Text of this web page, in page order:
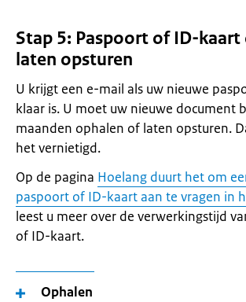
Stap 5: Paspoort of ID-
laten opsturen
U krijgt een e-mail als uw nieuwe
klaar is. U moet uw nieuwe document
maanden ophalen of laten opsturen.
het vernietigd.
Op de pagina Hoelang duurt het om
paspoort of ID-kaart aan te vragen in
leest u meer over de verwerkingstijd
of ID-kaart.
Ophalen